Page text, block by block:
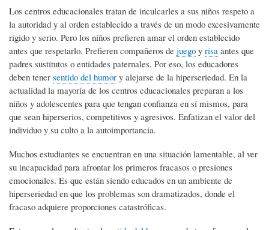
Los centros educacionales tratan de inculcarles a sus niños respeto a
la autoridad y al orden establecido a través de un modo excesivamente
rígido y serio. Pero los niños prefieren amar el orden establecido
antes que respetarlo. Prefieren compañeros de juego y risa antes que
padres sustitutos o entidades paternales. Por eso, los educadores
deben tener sentido del humor y alejarse de la hiperseriedad. En la
actualidad la mayoría de los centros educacionales preparan a los
niños y adolescentes para que tengan confianza en sí mismos, para
que sean hiperserios, competitivos y agresivos. Enfatizan el valor del
individuo y su culto a la autoimportancia.
Muchos estudiantes se encuentran en una situación lamentable, al ver
su incapacidad para afrontar los primeros fracasos o presiones
emocionales. Es que están siendo educados en un ambiente de
hiperseriedad en que los problemas son dramatizados, donde el
fracaso adquiere proporciones catastróficas.